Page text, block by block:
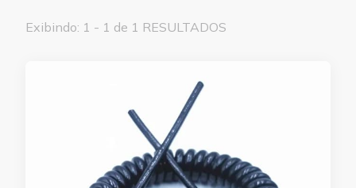
Exibindo: 1 - 1 de 1 RESULTADOS